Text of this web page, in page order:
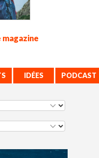
magazine
IDÉES
PODCAST